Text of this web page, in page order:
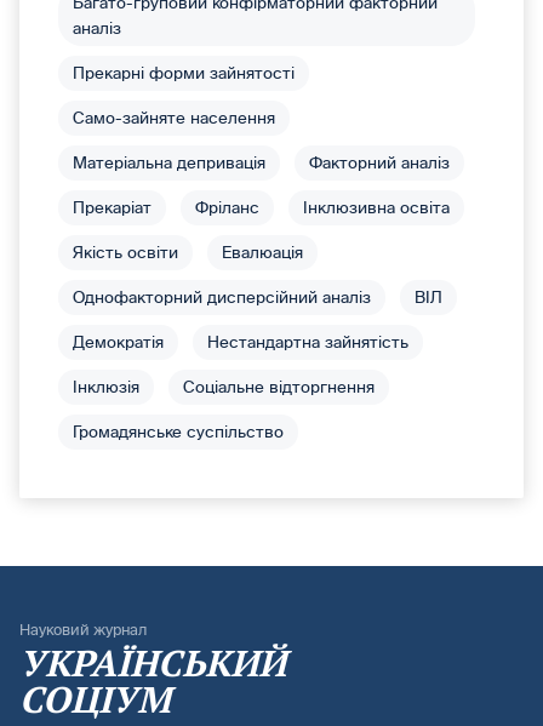
аналіз
Прекарні форми зайнятості
Само-зайняте населення
Матеріальна депривація Факторний аналіз
Прекаріат Фріланс Інклюзивна освіта
Якість освіти Евалюація
Однофакторний дисперсійний аналіз ВІЛ
Демократія Нестандартна зайнятість
Інклюзія Соціальне відторгнення
Громадянське суспільство
Науковий журнал
УКРАЇНСЬКИЙ
СОЦІУМ